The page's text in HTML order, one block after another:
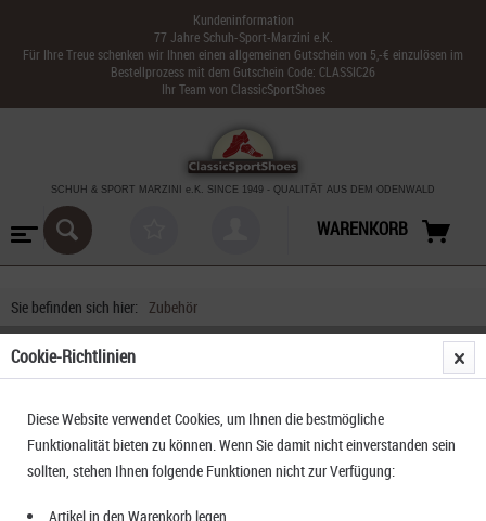
Kundeninformation
77 Jahre Schuh-Sport-Marzini e.K.
Für Ihre Treue schenken wir Ihnen einen allgemeinen Gutschein von 5,-€ einzulösen im
Bestellprozess mit dem Gutschein Code: CLASSIC26
Ihr Team von ClassicSportShoes
SCHUH & SPORT MARZINI e.K. SINCE 1949 - QUALITÄT AUS DEM ODENWALD
WARENKORB
Sie befinden sich hier: Zubehör
Cookie-Richtlinien
Diese Website verwendet Cookies, um Ihnen die bestmögliche
Funktionalität bieten zu können. Wenn Sie damit nicht einverstanden sein
sollten, stehen Ihnen folgende Funktionen nicht zur Verfügung:
Artikel in den Warenkorb legen